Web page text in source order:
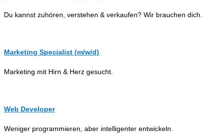
Du kannst zuhören, verstehen & verkaufen? Wir brauchen dich.
Marketing Specialist (m/w/d)
Marketing mit Hirn & Herz gesucht.
Web Developer
Weniger programmieren, aber intelligenter entwickeln.